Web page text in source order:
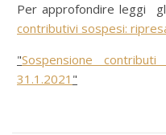
Per approfondire leggi
contributivi sospesi:
"Sospensione
31.1.2021 "